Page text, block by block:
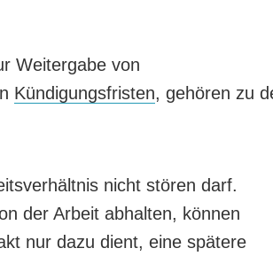
Weitergabe von
Kündigungsfristen, gehören zu
nicht stören darf.
der Arbeit abhalten, können
nur dazu dient, eine spätere